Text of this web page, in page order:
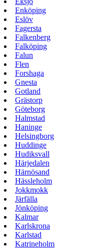
Enköping
Eslöv
Fagersta
Falkenberg
Falköping
Falun
Flen
Forshaga
Gnesta
Gotland
Grästorp
Göteborg
Halmstad
Haninge
Helsingborg
Huddinge
Hudiksvall
Härjedalen
Härnösand
Hässleholm
Jokkmokk
Järfälla
Jönköping
Kalmar
Karlskrona
Karlstad
Katrineholm